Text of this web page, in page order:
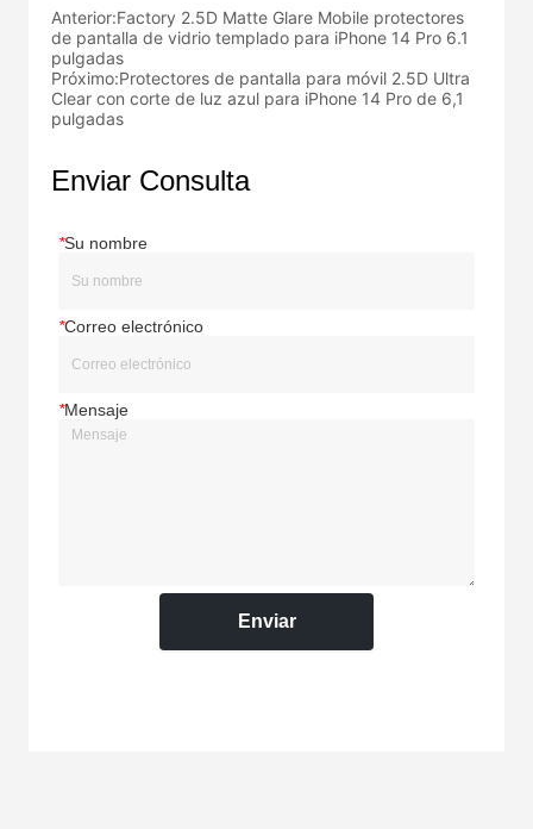
Anterior:Factory 2.5D Matte Glare Mobile protectores
de pantalla de vidrio templado para iPhone 14 Pro 6.1
pulgadas
Próximo:Protectores de pantalla para móvil 2.5D Ultra
Clear con corte de luz azul para iPhone 14 Pro de 6,1
pulgadas
Enviar Consulta
*Su nombre
*Correo electrónico
*Mensaje
Enviar